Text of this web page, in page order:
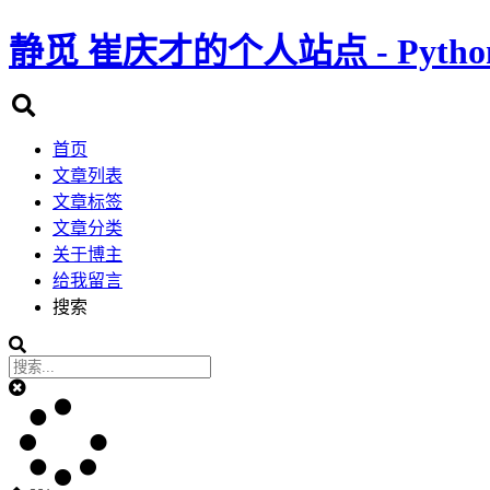
静觅 崔庆才的个人站点 -
首页
文章列表
文章标签
文章分类
关于博主
给我留言
搜索